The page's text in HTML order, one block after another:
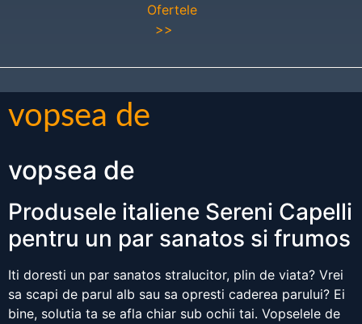
Ofertele
>>
vopsea de
vopsea de
Produsele italiene Sereni Capelli
pentru un par sanatos si frumos
Iti doresti un par sanatos stralucitor, plin de viata? Vrei
sa scapi de parul alb sau sa opresti caderea parului? Ei
bine, solutia ta se afla chiar sub ochii tai. Vopselele de